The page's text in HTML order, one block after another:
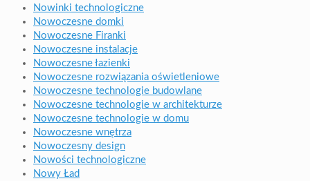
Nowinki technologiczne
Nowoczesne domki
Nowoczesne Firanki
Nowoczesne instalacje
Nowoczesne łazienki
Nowoczesne rozwiązania oświetleniowe
Nowoczesne technologie budowlane
Nowoczesne technologie w architekturze
Nowoczesne technologie w domu
Nowoczesne wnętrza
Nowoczesny design
Nowości technologiczne
Nowy Ład